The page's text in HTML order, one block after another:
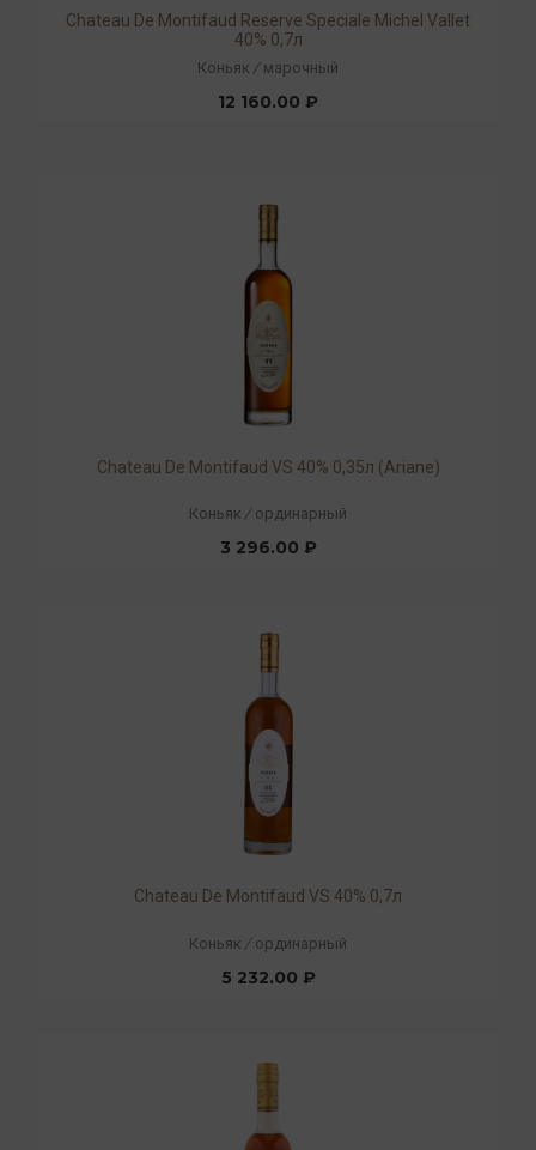
Chateau De Montifaud Reserve Speciale Michel Vallet
40% 0,7л
Коньяк / марочный
12 160.00 ₽
Chateau De Montifaud VS 40% 0,35л (Ariane)
Коньяк / ординарный
3 296.00 ₽
Chateau De Montifaud VS 40% 0,7л
Коньяк / ординарный
5 232.00 ₽